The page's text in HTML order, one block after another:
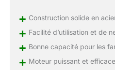
+ Construction solide en
+ Facilité d’utilisation et de
+ Bonne capacité pour les
+ Moteur puissant et efficace